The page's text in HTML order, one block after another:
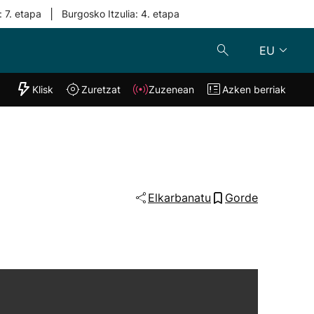
7. etapa Burgosko Itzulia: 4. etapa
EU
"Helmuga"
Klisk Zuzenean
Klisk Zuretzat Zuzenean Azken berriak
Elkarbanatu Gorde